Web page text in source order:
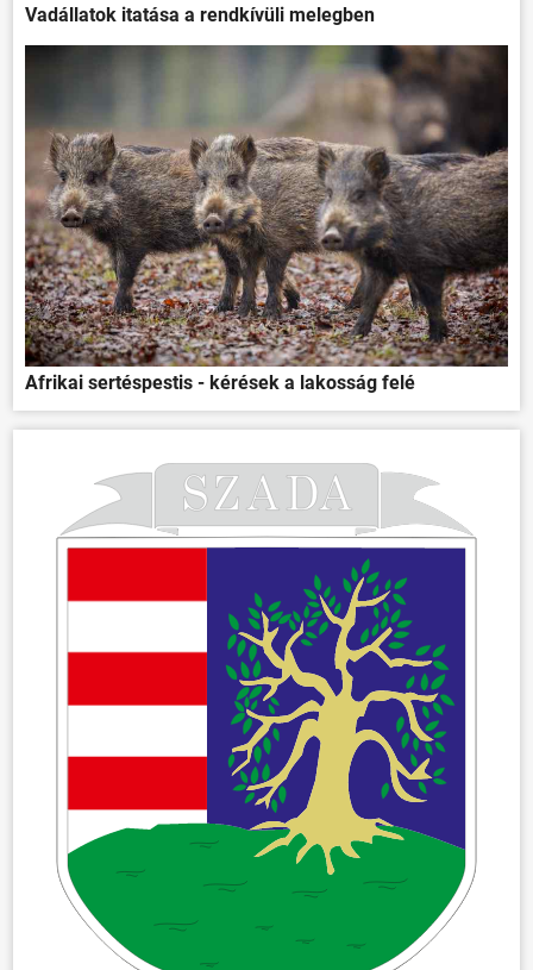
Vadállatok itatása a rendkívüli melegben
Afrikai sertéspestis - kérések a lakosság felé